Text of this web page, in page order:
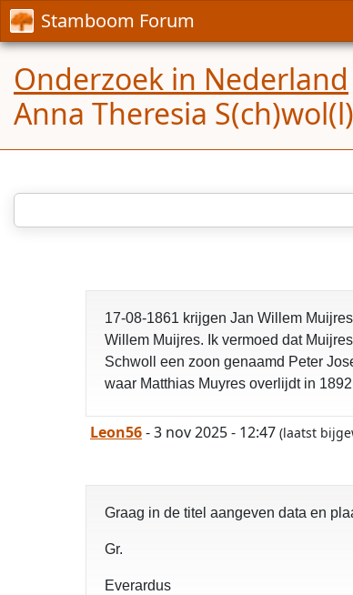
Stamboom Forum
Onderzoek in Nederland
Anna Theresia
17-08-1861 krijgen Jan Willem
Willem Muijres. Ik vermoed dat
Schwoll een zoon genaamd Peter
waar Matthias Muyres overlijdt in
Leon56- 3 nov 2025 - 12:47 (laatst
Graag in de titel aangeven data en
Gr.
Everardus